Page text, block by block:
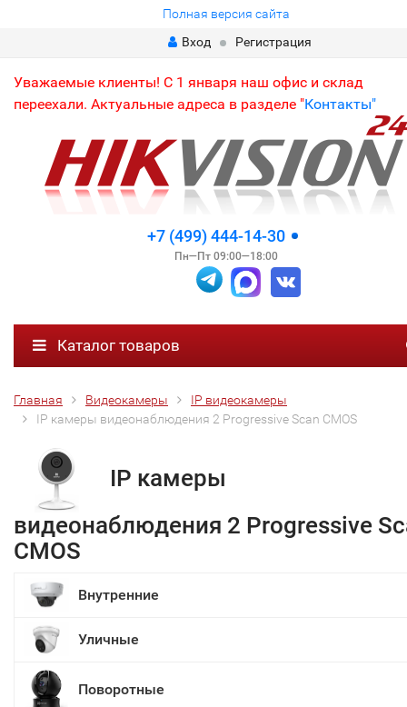
Полная версия сайта
Вход
Регистрация
Уважаемые клиенты! С 1 января наш офис и склад
переехали. Актуальные адреса в разделе "Контакты"
+7 (499) 444-14-30
Пн—Пт 09:00—18:00
Каталог товаров
Главная Видеокамеры
IP видеокамеры
IP камеры видеонаблюдения 2 Progressive Scan CMOS
IP камеры
видеонаблюдения 2 Progressive
CMOS
Внутренние
Уличные
Поворотные